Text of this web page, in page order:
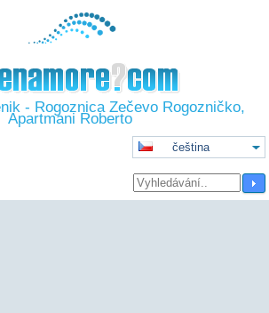
- Rogoznica Zečevo Rogozničko,
Apartmani Roberto
čeština